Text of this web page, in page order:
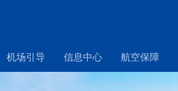
机场引导 信息中心 航空保障